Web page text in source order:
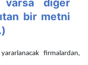
varsa diğer
bir metni
firmalardan,